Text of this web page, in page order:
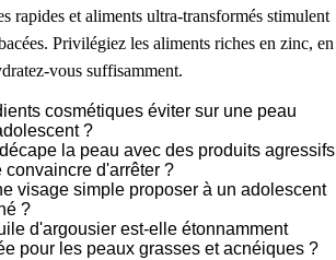
rapides et aliments ultra-transformés stimulent
Privilégiez les aliments riches en zinc, en
vous suffisamment.
cosmétiques éviter sur une peau
?
la peau avec des produits agressifs
convaincre d'arrêter ?
visage simple proposer à un adolescent
?
d'argousier est-elle étonnamment
pour les peaux grasses et acnéiques ?